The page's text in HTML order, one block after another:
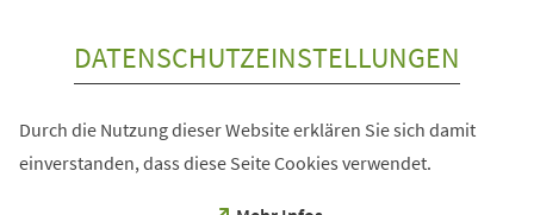
DATENSCHUTZEINSTELLUNGEN
Durch die Nutzung dieser Website erklären Sie sich damit
einverstanden, dass diese Seite Cookies verwendet.